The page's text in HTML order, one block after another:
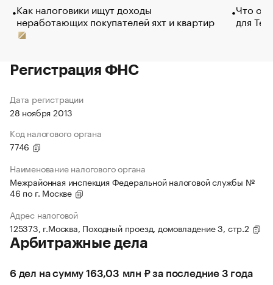
Как налоговики ищут доходы
неработающих покупателей яхт и квартир
Что
для
Регистрация ФНС
Дата регистрации
28 ноября 2013
Код налогового органа
7746
Наименование налогового органа
Межрайонная инспекция Федеральной налоговой службы №
46 по г. Москве
Адрес налоговой
125373, г.Москва, Походный проезд, домовладение 3, стр.2
Арбитражные дела
6 дел на сумму 163,03 млн ₽ за последние 3 года